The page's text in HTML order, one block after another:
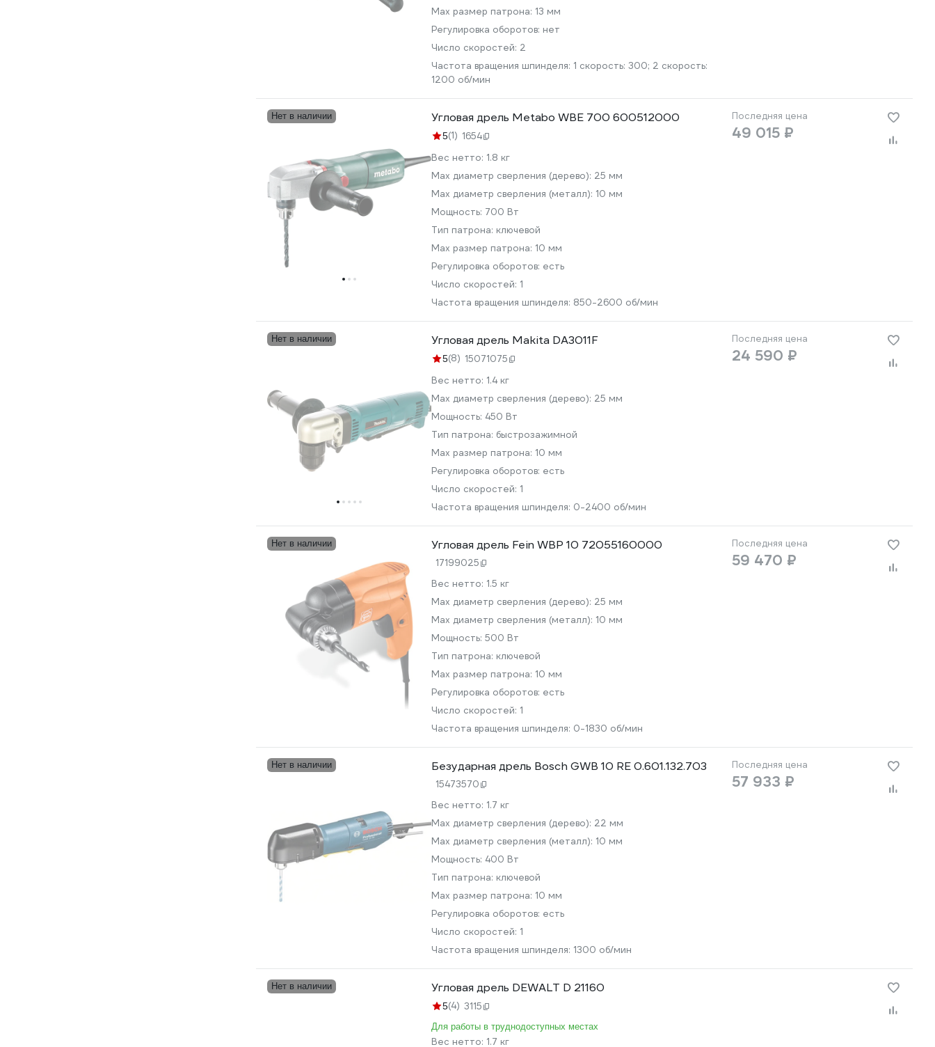
Max размер патрона: 13 мм
Регулировка оборотов: нет
Число скоростей: 2
Частота вращения шпинделя: 1 скорость: 300; 2 скорость:
1200 об/мин
Нет в наличии Угловая дрель Metabo WBE 700 600512000
5(1) 1654
Вес нетто: 1.8 кг
Мах диаметр сверления (дерево): 25 мм
Max диаметр сверления (металл): 10 мм
Мощность: 700 Вт
Тип патрона: ключевой
Max размер патрона: 10 мм
Регулировка оборотов: есть
Число скоростей: 1
Частота вращения шпинделя: 850-2600 об/мин
Последняя цена
49 015 ₽
Нет в наличии Угловая дрель Makita DA3011F
5(8) 15071075
Вес нетто: 1.4 кг
Мах диаметр сверления (дерево): 25 мм
Мощность: 450 Вт
Тип патрона: быстрозажимной
Max размер патрона: 10 мм
Регулировка оборотов: есть
Число скоростей: 1
Частота вращения шпинделя: 0-2400 об/мин
Последняя цена
24 590 ₽
Нет в наличии Угловая дрель Fein WBP 10 72055160000
17199025
Вес нетто: 1.5 кг
Мах диаметр сверления (дерево): 25 мм
Max диаметр сверления (металл): 10 мм
Мощность: 500 Вт
Тип патрона: ключевой
Max размер патрона: 10 мм
Регулировка оборотов: есть
Число скоростей: 1
Частота вращения шпинделя: 0-1830 об/мин
Последняя цена
59 470 ₽
Нет в наличии Безударная дрель Bosch GWB 10 RE 0.601.132.703
15473570
Вес нетто: 1.7 кг
Мах диаметр сверления (дерево): 22 мм
Max диаметр сверления (металл): 10 мм
Мощность: 400 Вт
Тип патрона: ключевой
Max размер патрона: 10 мм
Регулировка оборотов: есть
Число скоростей: 1
Частота вращения шпинделя: 1300 об/мин
Последняя цена
57 933 ₽
Нет в наличии Угловая дрель DEWALT D 21160
5(4) 3115
Для работы в труднодоступных местах
Вес нетто: 1.7 кг